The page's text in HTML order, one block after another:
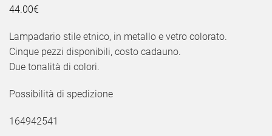
44.00€
Lampadario stile etnico, in metallo e vetro colorato.
Cinque pezzi disponibili, costo cadauno.
Due tonalità di colori.
Possibilità di spedizione
164942541